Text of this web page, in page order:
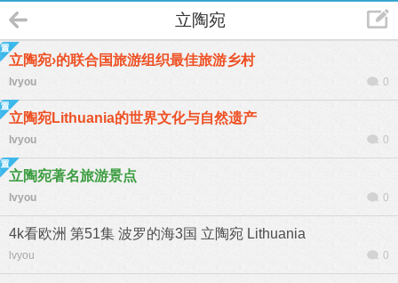
立陶宛
立陶宛›的联合国旅游组织最佳旅游乡村
lvyou 0
立陶宛Lithuania的世界文化与自然遗产
lvyou 0
立陶宛著名旅游景点
lvyou 0
4k看欧洲 第51集 波罗的海3国 立陶宛 Lithuania
lvyou 0